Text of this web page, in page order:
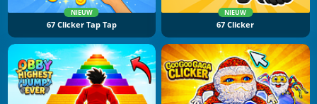
NIEUW
67 Clicker Tap Tap
NIEUW
67 Clicker